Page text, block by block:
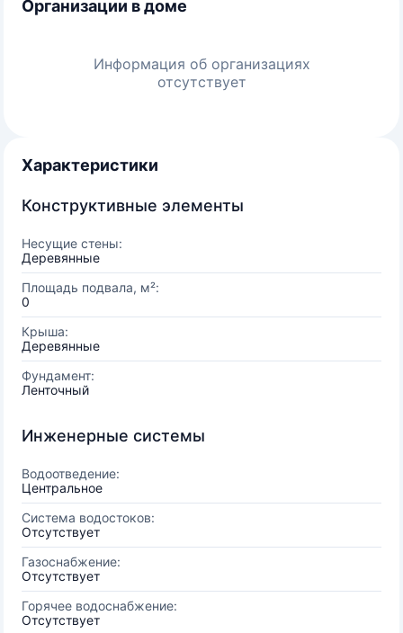
Организации в доме
Информация об организациях
отсутствует
Характеристики
Конструктивные элементы
Несущие стены:
Деревянные
Площадь подвала, м²:
0
Крыша:
Деревянные
Фундамент:
Ленточный
Инженерные системы
Водоотведение:
Центральное
Система водостоков:
Отсутствует
Газоснабжение:
Отсутствует
Горячее водоснабжение:
Отсутствует